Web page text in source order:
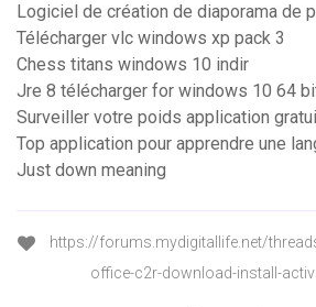
Logiciel de création de diaporama de
Télécharger vlc windows xp pack 3
Chess titans windows 10 indir
Jre 8 télécharger for windows 10 64
Surveiller votre poids application
Top application pour apprendre une
Just down meaning
https://forums.mydigitallife.net/
office-c2r-download-install-